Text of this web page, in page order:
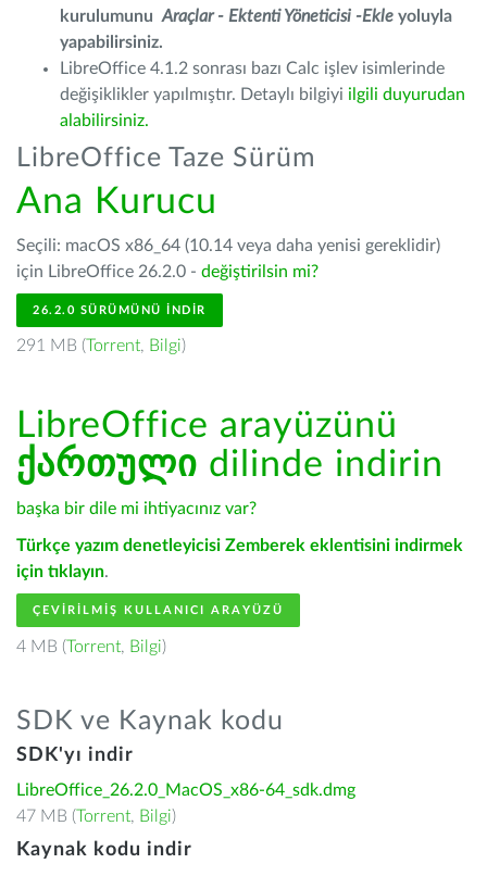
kurulumunu Araçlar - Ektenti Yöneticisi -Ekle yoluyla
yapabilirsiniz.
LibreOffice 4.1.2 sonrası bazı Calc işlev isimlerinde
değişiklikler yapılmıştır. Detaylı bilgiyi ilgili duyurudan
alabilirsiniz.
LibreOffice Taze Sürüm
Ana Kurucu
Seçili: macOS x86_64 (10.14 veya daha yenisi gereklidir)
için LibreOffice 26.2.0 - değiştirilsin mi?
26.2.0 SÜRÜMÜNÜ İNDIR
291 MB (Torrent, Bilgi)
LibreOffice arayüzünü
ქართული dilinde indirin
başka bir dile mi ihtiyacınız var?
Türkçe yazım denetleyicisi Zemberek eklentisini indirmek
için tıklayın.
ÇEVIRILMIŞ KULLANICI ARAYÜZÜ
4 MB (Torrent, Bilgi)
SDK ve Kaynak kodu
SDK'yı indir
LibreOffice_26.2.0_MacOS_x86-64_sdk.dmg
47 MB (Torrent, Bilgi)
Kaynak kodu indir